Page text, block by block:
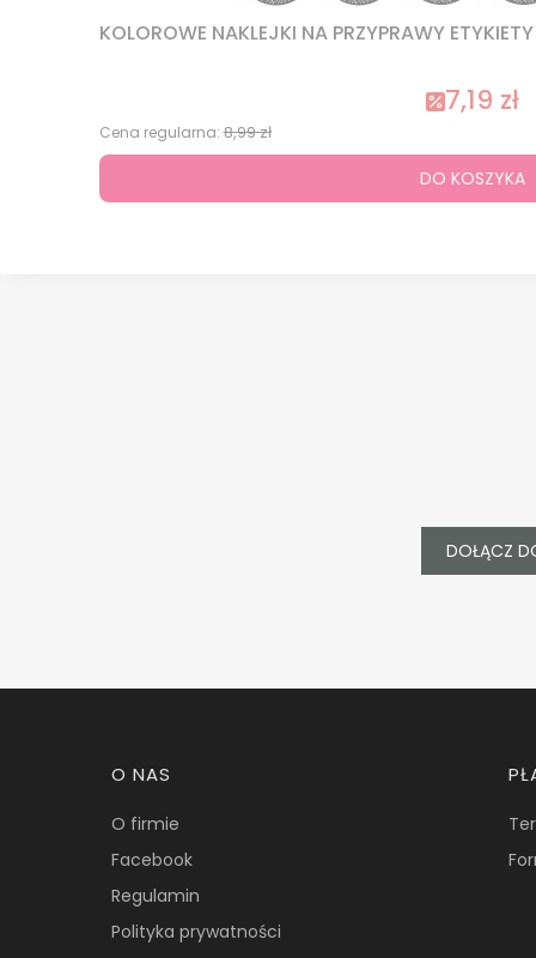
KOLOROWE NAKLEJKI NA PRZYPRAWY
7,19 zł
Cena regularna: 8,99 zł
DO KOSZYKA
DOŁĄCZ
Linki w stopce
O NAS
O firmie
Facebook
Regulamin
Polityka prywatności